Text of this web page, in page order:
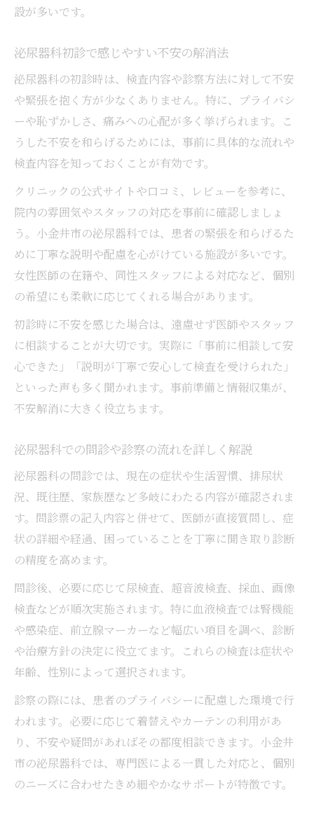
設が多いです。
泌尿器科初診で感じやすい不安の解消法
泌尿器科の初診時は、検査内容や診察方法に対して不安
や緊張を抱く方が少なくありません。特に、プライバシ
ーや恥ずかしさ、痛みへの心配が多く挙げられます。こ
うした不安を和らげるためには、事前に具体的な流れや
検査内容を知っておくことが有効です。
クリニックの公式サイトや口コミ、レビューを参考に、
院内の雰囲気やスタッフの対応を事前に確認しましょ
う。小金井市の泌尿器科では、患者の緊張を和らげるた
めに丁寧な説明や配慮を心がけている施設が多いです。
女性医師の在籍や、同性スタッフによる対応など、個別
の希望にも柔軟に応じてくれる場合があります。
初診時に不安を感じた場合は、遠慮せず医師やスタッフ
に相談することが大切です。実際に「事前に相談して安
心できた」「説明が丁寧で安心して検査を受けられた」
といった声も多く聞かれます。事前準備と情報収集が、
不安解消に大きく役立ちます。
泌尿器科での問診や診察の流れを詳しく解説
泌尿器科の問診では、現在の症状や生活習慣、排尿状
況、既往歴、家族歴など多岐にわたる内容が確認されま
す。問診票の記入内容と併せて、医師が直接質問し、症
状の詳細や経過、困っていることを丁寧に聞き取り診断
の精度を高めます。
問診後、必要に応じて尿検査、超音波検査、採血、画像
検査などが順次実施されます。特に血液検査では腎機能
や感染症、前立腺マーカーなど幅広い項目を調べ、診断
や治療方針の決定に役立てます。これらの検査は症状や
年齢、性別によって選択されます。
診察の際には、患者のプライバシーに配慮した環境で行
われます。必要に応じて着替えやカーテンの利用があ
り、不安や疑問があればその都度相談できます。小金井
市の泌尿器科では、専門医による一貫した対応と、個別
のニーズに合わせたきめ細やかなサポートが特徴です。